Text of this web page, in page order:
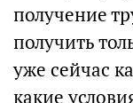
получение
получить
уже сейчас
какие